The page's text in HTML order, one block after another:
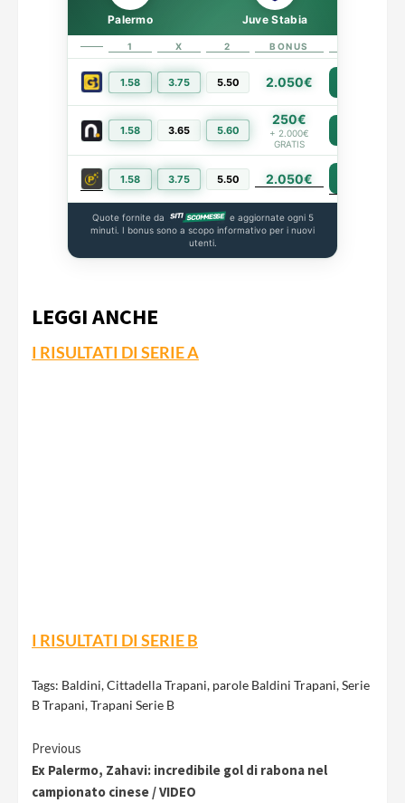
Palermo Juve Stabia
1 X 2 BONUS
1.58 3.75 5.50 2.050€
1.58 3.65 5.60
250€
+ 2.000€
GRATIS
1.58 3.75 5.50 2.050€
Quote fornite da
e aggiornate ogni 5
minuti. I bonus sono a scopo informativo per i nuovi
utenti.
LEGGI ANCHE
I RISULTATI DI SERIE A
I RISULTATI DI SERIE B
Tags: Baldini,Cittadella Trapani, parole Baldini Trapani,Serie
B Trapani,Trapani Serie B
Continue
Reading
Previous
Ex Palermo, Zahavi: incredibile gol di rabona nel
campionato cinese / VIDEO